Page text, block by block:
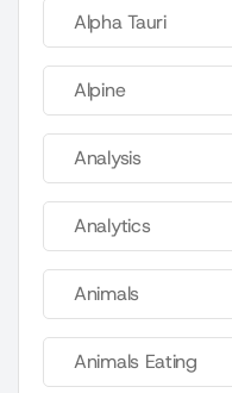
Alpha Tauri
Alpine
Analysis
Analytics
Animals
Animals Eating